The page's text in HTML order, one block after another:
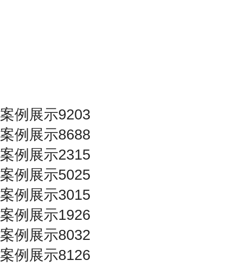
案例展示9203
案例展示8688
案例展示2315
案例展示5025
案例展示3015
案例展示1926
案例展示8032
案例展示8126